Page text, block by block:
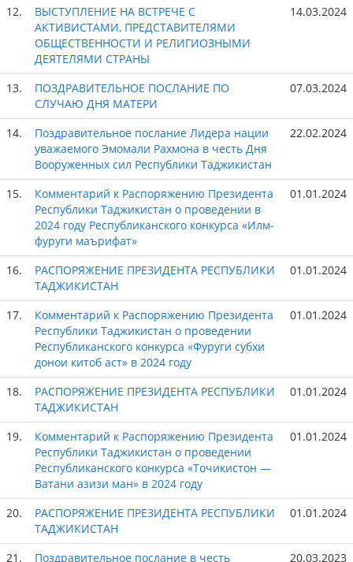
12.
ВЫСТУПЛЕНИЕ НА ВСТРЕЧЕ С
АКТИВИСТАМИ, ПРЕДСТАВИТЕЛЯМИ
ОБЩЕСТВЕННОСТИ И РЕЛИГИОЗНЫМИ
ДЕЯТЕЛЯМИ СТРАНЫ
14.03.2024
13.
ПОЗДРАВИТЕЛЬНОЕ ПОСЛАНИЕ ПО
СЛУЧАЮ ДНЯ МАТЕРИ
07.03.2024
14.
Поздравительное послание Лидера нации
уважаемого Эмомали Рахмона в честь Дня
Вооруженных сил Республики Таджикистан
22.02.2024
15.
Комментарий к Распоряжению Президента
Республики Таджикистан о проведении в
2024 году Республиканского конкурса «Илм-
фуруги маърифат»
01.01.2024
16.
РАСПОРЯЖЕНИЕ ПРЕЗИДЕНТА РЕСПУБЛИКИ
ТАДЖИКИСТАН
01.01.2024
17.
Комментарий к Распоряжению Президента
Республики Таджикистан о проведении
Республиканского конкурса «Фуруги субхи
донои китоб аст» в 2024 году
01.01.2024
18.
РАСПОРЯЖЕНИЕ ПРЕЗИДЕНТА РЕСПУБЛИКИ
ТАДЖИКИСТАН
01.01.2024
19.
Комментарий к Распоряжению Президента
Республики Таджикистан о проведении
Республиканского конкурса «Точикистон —
Ватани азизи ман» в 2024 году
01.01.2024
20.
РАСПОРЯЖЕНИЕ ПРЕЗИДЕНТА РЕСПУБЛИКИ
ТАДЖИКИСТАН
01.01.2024
21.
Поздравительное послание в честь
20.03.2023